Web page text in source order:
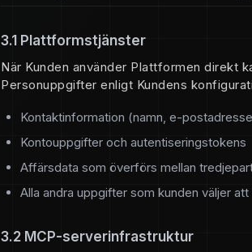
3.1 Plattformstjänster
När Kunden använder Plattformen direkt
Personuppgifter enligt Kundens
Kontaktinformation (namn, e-
Kontouppgifter och autentiseringstokens
Affärsdata som överförs mellan
Alla andra uppgifter som kunden väljer
3.2 MCP-serverinfrastruktur